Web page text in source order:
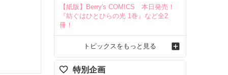
【紙版】Berry's COMICS 本日発売！
『紡ぐはひとひらの光 1巻』など全2
冊！
トピックスをもっと見る
特別企画